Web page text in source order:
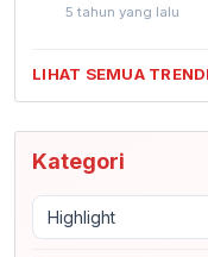
5 tahun yang lalu
LIHAT SEMUA
Kategori
Highlight